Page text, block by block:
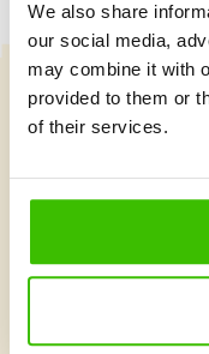
We also share
our social media,
may combine it with
provided to them or
of their services.
Čo je v